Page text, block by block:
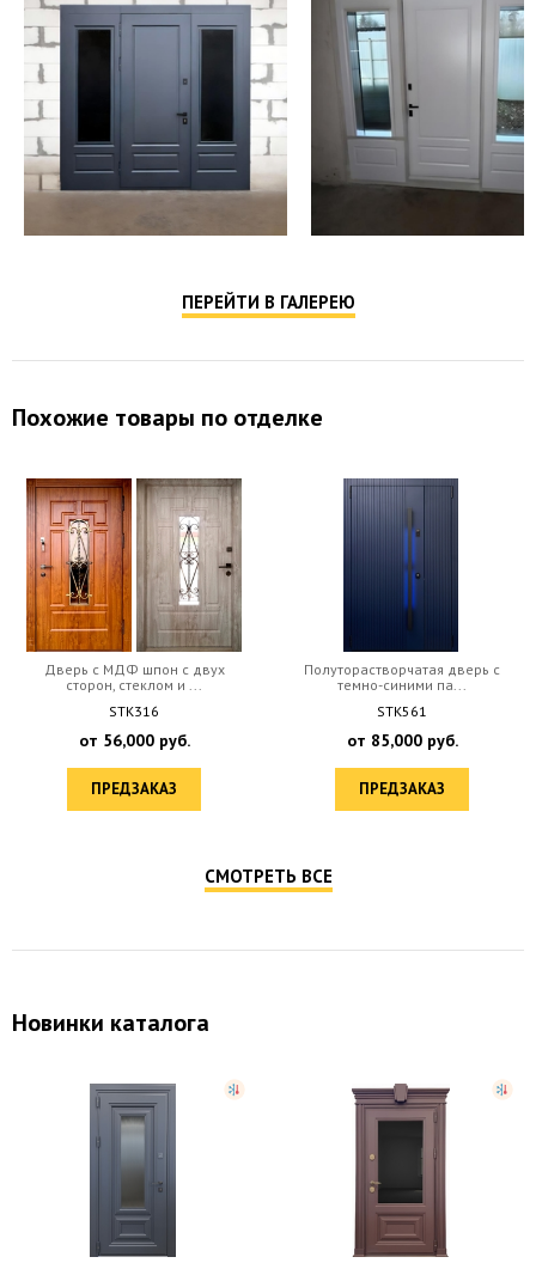
ПЕРЕЙТИ В ГАЛЕРЕЮ
Похожие товары по отделке
Дверь c МДФ шпон с двух
сторон, стеклом и ...
STK316
от 56,000руб.
ПРЕДЗАКАЗ
Полуторастворчатая дверь с
темно-синими па...
STK561
от 85,000руб.
ПРЕДЗАКАЗ
СМОТРЕТЬ ВСЕ
Новинки каталога